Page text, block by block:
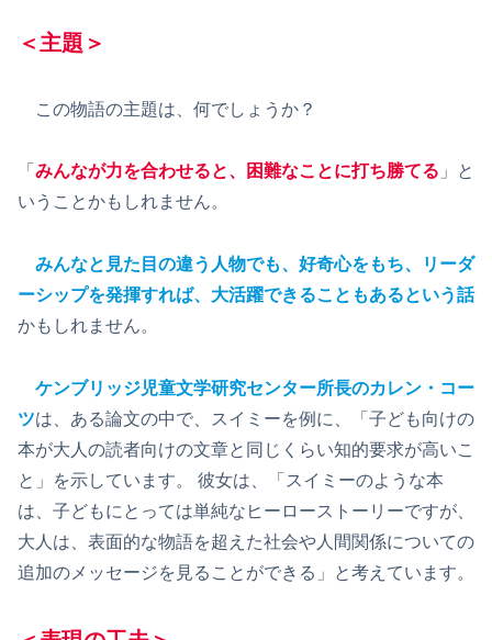
＜主題＞
この物語の主題は、何でしょうか？
「 みんなが力を合わせると、困難なことに打ち勝てる 」と
いうことかもしれません。
みんなと見た目の違う人物でも、好奇心をもち、リーダ
ーシップを発揮すれば、大活躍できることもあるという話
かもしれません。
ケンブリッジ児童文学研究センター所長のカレン・コー
ツは、ある論文の中で、スイミーを例に、「子ども向けの
本が大人の読者向けの文章と同じくらい知的要求が高いこ
と」を示しています。 彼女は、「スイミーのような本
は、子どもにとっては単純なヒーローストーリーですが、
大人は、表面的な物語を超えた社会や人間関係についての
追加のメッセージを見ることができる」と考えています。